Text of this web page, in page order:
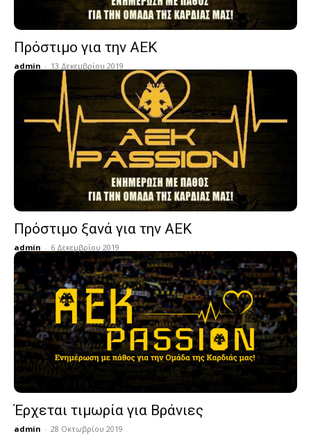
Πρόστιμο για την ΑΕΚ
admin - 13 Δεκεμβρίου 2019
Πρόστιμο ξανά για την ΑΕΚ
admin - 6 Δεκεμβρίου 2019
Έρχεται τιμωρία για Βράνιες
admin - 28 Οκτωβρίου 2019